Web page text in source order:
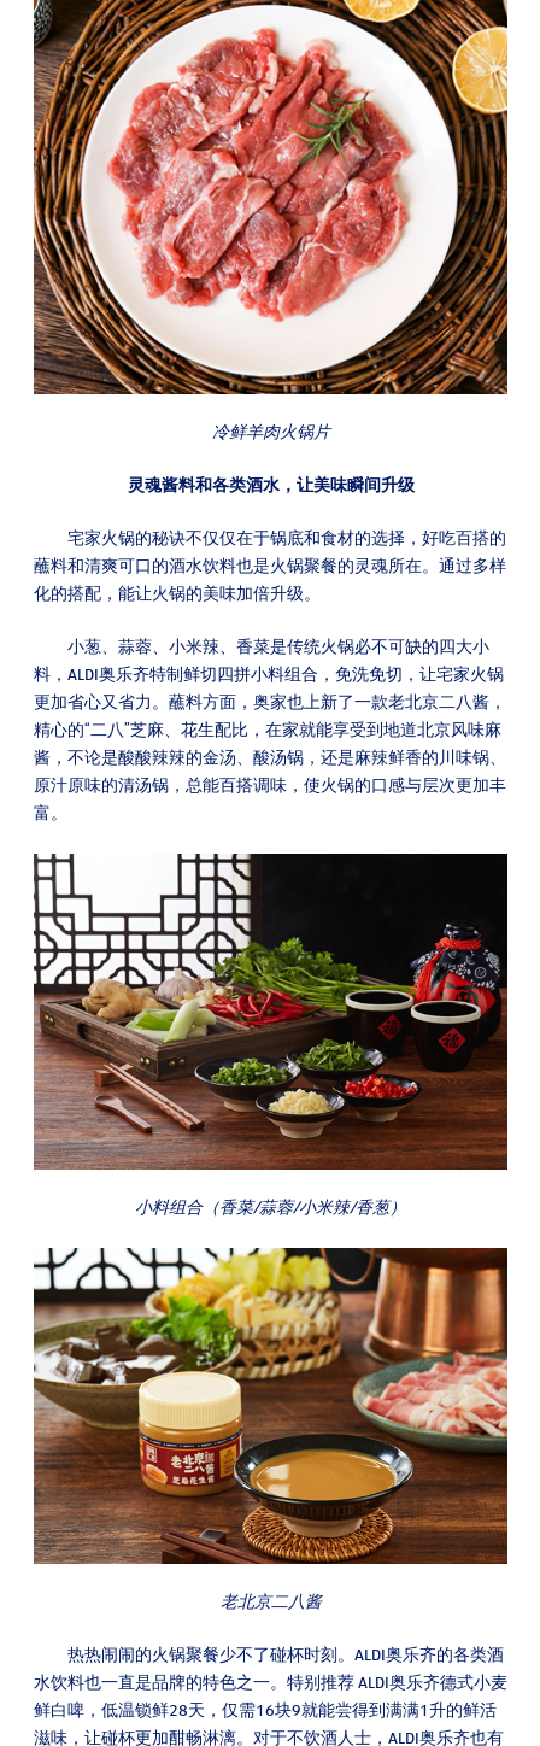
冷鲜羊肉火锅片
灵魂酱料和各类酒水，让美味瞬间升级
宅家火锅的秘诀不仅仅在于锅底和食材的选择，好吃百搭的
蘸料和清爽可口的酒水饮料也是火锅聚餐的灵魂所在。通过多样
化的搭配，能让火锅的美味加倍升级。
小葱、蒜蓉、小米辣、香菜是传统火锅必不可缺的四大小
料，ALDI奥乐齐特制鲜切四拼小料组合，免洗免切，让宅家火锅
更加省心又省力。蘸料方面，奥家也上新了一款老北京二八酱，
精心的“二八”芝麻、花生配比，在家就能享受到地道北京风味麻
酱，不论是酸酸辣辣的金汤、酸汤锅，还是麻辣鲜香的川味锅、
原汁原味的清汤锅，总能百搭调味，使火锅的口感与层次更加丰
富。
小料组合（香菜/蒜蓉/小米辣/香葱）
老北京二八酱
热热闹闹的火锅聚餐少不了碰杯时刻。ALDI奥乐齐的各类酒
水饮料也一直是品牌的特色之一。特别推荐 ALDI奥乐齐德式小麦
鲜白啤，低温锁鲜28天，仅需16块9就能尝得到满满1升的鲜活
滋味，让碰杯更加酣畅淋漓。对于不饮酒人士，ALDI奥乐齐也有